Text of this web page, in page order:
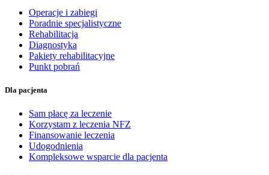
Operacje i zabiegi
Poradnie specjalistyczne
Rehabilitacja
Diagnostyka
Pakiety rehabilitacyjne
Punkt pobrań
Dla pacjenta
Sam płacę za leczenie
Korzystam z leczenia NFZ
Finansowanie leczenia
Udogodnienia
Kompleksowe wsparcie dla pacjenta